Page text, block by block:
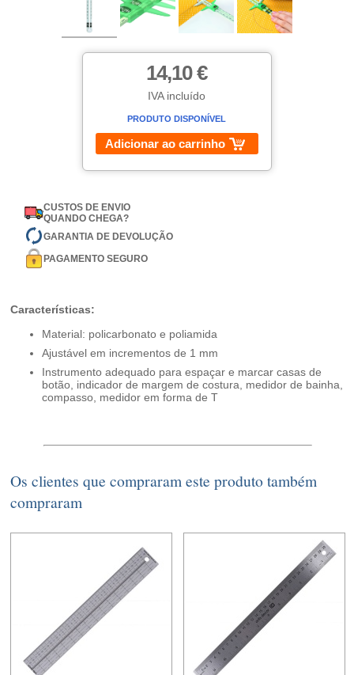
14,10 €
IVA incluído
PRODUTO DISPONÍVEL
Adicionar ao carrinho
CUSTOS DE ENVIO
QUANDO CHEGA?
GARANTIA DE DEVOLUÇÃO
PAGAMENTO SEGURO
Características:
Material: policarbonato e poliamida
Ajustável em incrementos de 1 mm
Instrumento adequado para espaçar e marcar casas de
botão, indicador de margem de costura, medidor de bainha,
compasso, medidor em forma de T
Os clientes que compraram este produto também
compraram